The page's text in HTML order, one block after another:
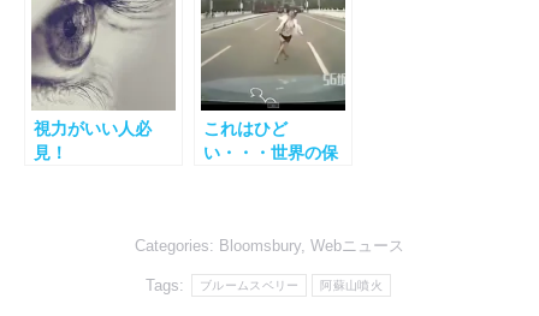
視力がいい人必
見！
これはひど
い・・・世界の保
Categories: Bloomsbury, Webニュース
Tags: ブルームスベリー 阿蘇山噴火